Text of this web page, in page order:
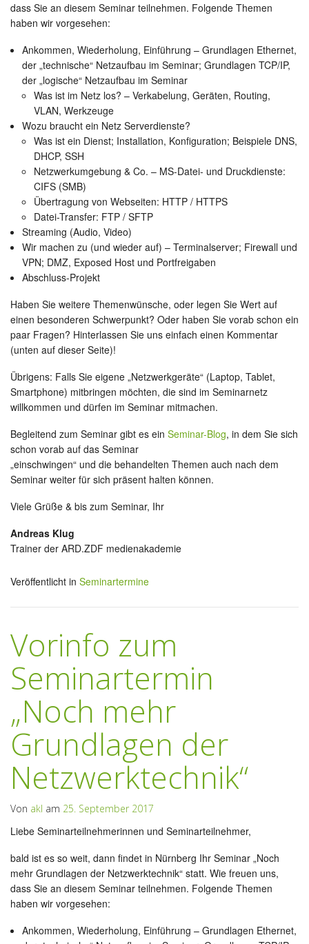
dass Sie an diesem Seminar teilnehmen. Folgende Themen
haben wir vorgesehen:
Ankommen, Wiederholung, Einführung – Grundlagen Ethernet,
der „technische“ Netzaufbau im Seminar; Grundlagen TCP/IP,
der „logische“ Netzaufbau im Seminar
Was ist im Netz los? – Verkabelung, Geräten, Routing,
VLAN, Werkzeuge
Wozu braucht ein Netz Serverdienste?
Was ist ein Dienst; Installation, Konfiguration; Beispiele DNS,
DHCP, SSH
Netzwerkumgebung & Co. – MS-Datei- und Druckdienste:
CIFS (SMB)
Übertragung von Webseiten: HTTP / HTTPS
Datei-Transfer: FTP / SFTP
Streaming (Audio, Video)
Wir machen zu (und wieder auf) – Terminalserver; Firewall und
VPN; DMZ, Exposed Host und Portfreigaben
Abschluss-Projekt
Haben Sie weitere Themenwünsche, oder legen Sie Wert auf
einen besonderen Schwerpunkt? Oder haben Sie vorab schon ein
paar Fragen? Hinterlassen Sie uns einfach einen Kommentar
(unten auf dieser Seite)!
Übrigens: Falls Sie eigene „Netzwerkgeräte“ (Laptop, Tablet,
Smartphone) mitbringen möchten, die sind im Seminarnetz
willkommen und dürfen im Seminar mitmachen.
Begleitend zum Seminar gibt es ein Seminar-Blog, in dem Sie sich
schon vorab auf das Seminar
„einschwingen“ und die behandelten Themen auch nach dem
Seminar weiter für sich präsent halten können.
Viele Grüße & bis zum Seminar, Ihr
Andreas Klug
Trainer der ARD.ZDF medienakademie
Veröffentlicht in Seminartermine
Vorinfo zum
Seminartermin
„Noch mehr
Grundlagen der
Netzwerktechnik“
Von akl am 25. September 2017
Liebe Seminarteilnehmerinnen und Seminarteilnehmer,
bald ist es so weit, dann findet in Nürnberg Ihr Seminar „Noch
mehr Grundlagen der Netzwerktechnik“ statt. Wie freuen uns,
dass Sie an diesem Seminar teilnehmen. Folgende Themen
haben wir vorgesehen:
Ankommen, Wiederholung, Einführung – Grundlagen Ethernet,